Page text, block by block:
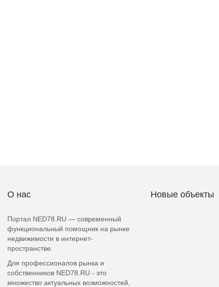
О нас
Портал NED78.RU — современный
функциональный помощник на рынке
недвижимости в интернет-
пространстве.
Для профессионалов рынка и
собственников NED78.RU - это
множество актуальных возможностей,
Новые объекты